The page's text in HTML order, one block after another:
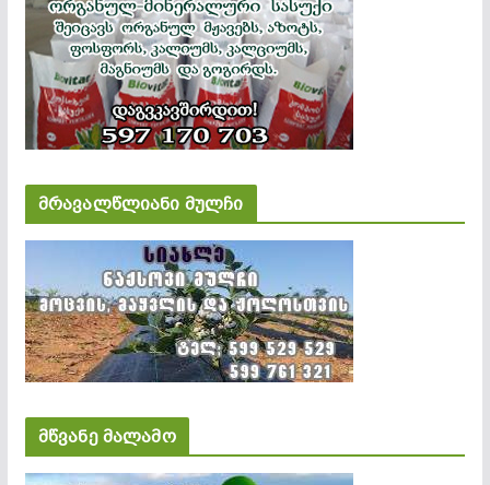
მრავალწლიანი მულჩი
მწვანე მალამო